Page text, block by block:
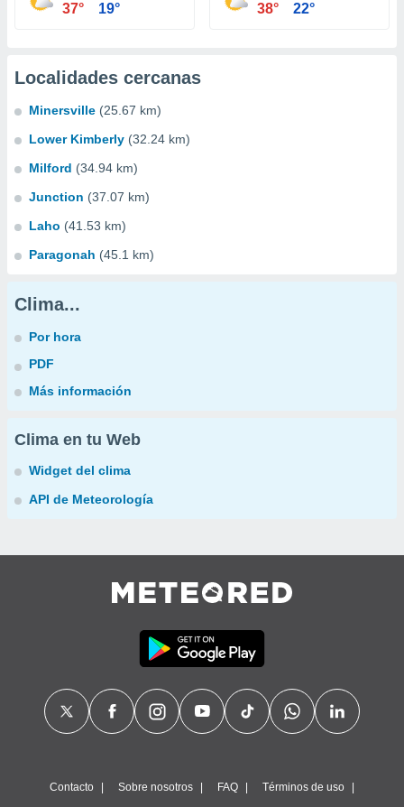
37° 19° 38° 22°
Localidades cercanas
Minersville (25.67 km)
Lower Kimberly (32.24 km)
Milford (34.94 km)
Junction (37.07 km)
Laho (41.53 km)
Paragonah (45.1 km)
Clima...
Por hora
PDF
Más información
Clima en tu Web
Widget del clima
API de Meteorología
Contacto Sobre nosotros FAQ Términos de uso